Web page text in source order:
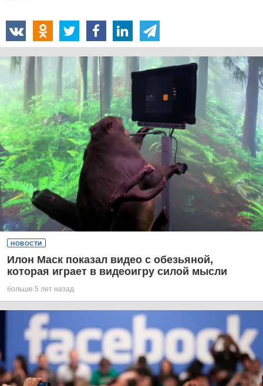
НОВОСТИ
Илон Маск показал видео с обезьяной,
которая играет в видеоигру силой мысли
больше 5 лет назад